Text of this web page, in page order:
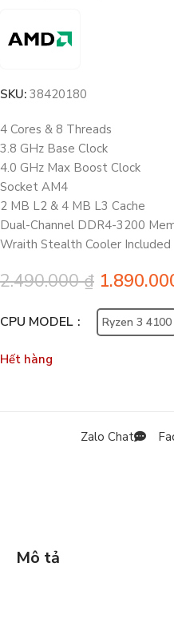
SKU: 38420180
4 Cores & 8 Threads
3.8 GHz Base Clock
4.0 GHz Max Boost Clock
Socket AM4
2 MB L2 & 4 MB L3 Cache
Dual-Channel DDR4-3200
Wraith Stealth Cooler Included
2.490.000₫
CPU MODEL Ryzen 3 4100
Hết hàng
Zalo Chat
Mô tả